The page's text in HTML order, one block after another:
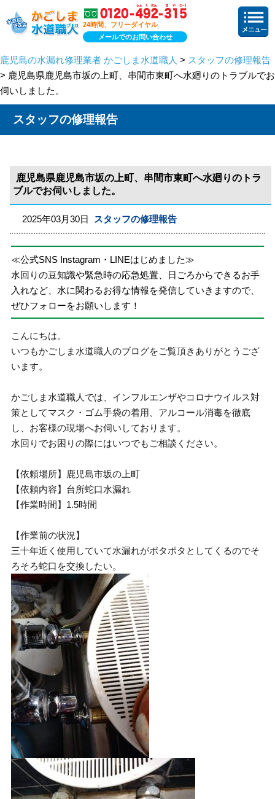
24時間、フリーダイヤル
メールでのお問い合わせ
鹿児島の水漏れ修理業者 かごしま水道職人 > スタッフの修理報告
> 鹿児島県鹿児島市坂の上町、串間市東町へ水廻りのトラブルでお
伺いしました。
スタッフの修理報告
鹿児島県鹿児島市坂の上町、串間市東町へ水廻りのトラ
ブルでお伺いしました。
2025年03月30日 スタッフの修理報告
≪公式SNS Instagram・LINEはじめました≫
水回りの豆知識や緊急時の応急処置、日ごろからできるお手
入れなど、水に関わるお得な情報を発信していきますので、
ぜひフォローをお願いします！
こんにちは。
いつもかごしま水道職人のブログをご覧頂きありがとうござ
います。
かごしま水道職人では、インフルエンザやコロナウイルス対
策としてマスク・ゴム手袋の着用、アルコール消毒を徹底
し、お客様の現場へお伺いしております。
水回りでお困りの際にはいつでもご相談ください。
【依頼場所】鹿児島市坂の上町
【依頼内容】台所蛇口水漏れ
【作業時間】1.5時間
【作業前の状況】
三十年近く使用していて水漏れがポタポタとしてくるのでそ
ろそろ蛇口を交換したい。